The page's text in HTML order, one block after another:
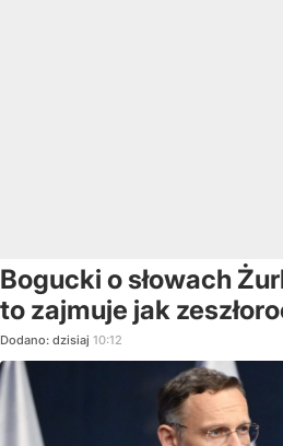
Bogucki o słowach
to zajmuje jak
Dodano: dzisiaj 10:12